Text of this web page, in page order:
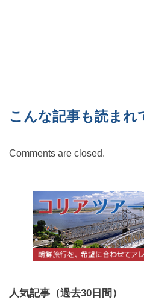
こんな記事も読まれ
Comments are closed.
人気記事（過去30日間）